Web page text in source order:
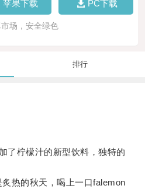
苹果下载 PC下载
场，安全绿色
排行
柠檬汁的新型饮料，独特的
热的秋天，喝上一口falemon